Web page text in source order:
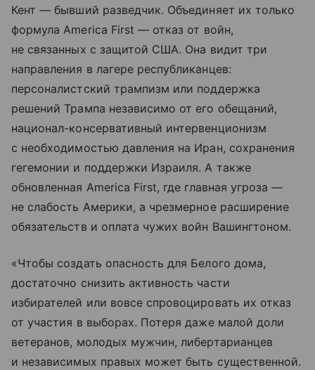
Кент — бывший разведчик. Объединяет их только
формула America First — отказ от войн,
не связанных с защитой США. Она видит три
направления в лагере республиканцев:
персоналистский трампизм или поддержка
решений Трампа независимо от его обещаний,
национал-консервативный интервенционизм
с необходимостью давления на Иран, сохранения
гегемонии и поддержки Израиля. А также
обновленная America First, где главная угроза —
не слабость Америки, а чрезмерное расширение
обязательств и оплата чужих войн Вашингтоном.
«Чтобы создать опасность для Белого дома,
достаточно снизить активность части
избирателей или вовсе спровоцировать их отказ
от участия в выборах. Потеря даже малой доли
ветеранов, молодых мужчин, либертарианцев
и независимых правых может быть существенной.